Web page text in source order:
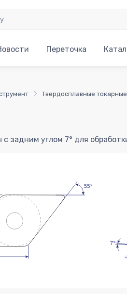
Переточка
Твердосплавные
задним углом 7° для